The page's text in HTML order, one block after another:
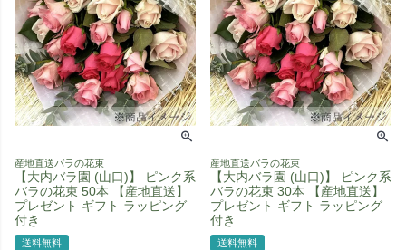
産地直送バラの花束
【大内バラ園 (山口)】 ピンク系
バラの花束 50本 【産地直送】
プレゼント ギフト ラッピング
付き
送料無料
産地直送バラの花束
【大内バラ園 (山口)】 ピンク系
バラの花束 30本 【産地直送】
プレゼント ギフト ラッピング
付き
送料無料